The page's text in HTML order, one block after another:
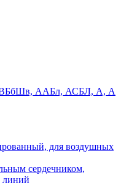
ААБл, АСБЛ, А, А
для воздушных
сердечником,
линий